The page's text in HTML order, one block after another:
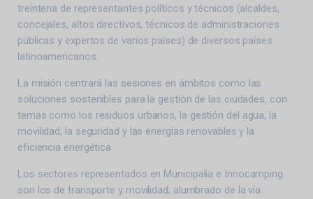
treintena de representantes políticos y técnicos (alcaldes,
concejales, altos directivos, técnicos de administraciones
públicas y expertos de varios países) de diversos países
latinoamericanos.
La misión centrará las sesiones en ámbitos como las
soluciones sostenibles para la gestión de las ciudades, con
temas como los residuos urbanos, la gestión del agua, la
movilidad, la seguridad y las energías renovables y la
eficiencia energética.
Los sectores representados en Municipalia e Innocamping
son los de transporte y movilidad; alumbrado de la vía